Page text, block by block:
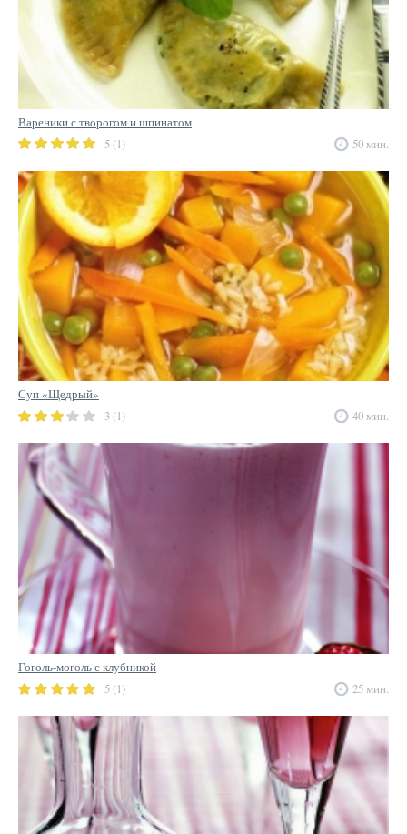
Вареники с творогом и шпинатом
5 (1)
50 мин.
Суп «Щедрый»
3 (1)
40 мин.
Гоголь-моголь с клубникой
5 (1)
25 мин.